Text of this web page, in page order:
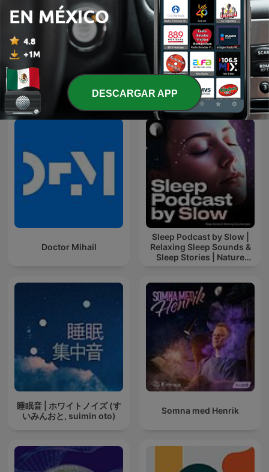
Las 3 R's
Mariano Osorio Y Sus
Expertos
Más podcasts internacionales de Salud y
forma física
Doctor Mihail
Sleep Podcast by Slow |
Relaxing Sleep Sounds &
Sleep Stories | Nature
睡眠音 | ホワイトノイズ (す
いみんおと, suimin oto)
Somna med Henrik
DESCARGAR APP